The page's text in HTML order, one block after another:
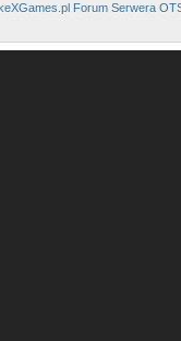
Forum Serwera